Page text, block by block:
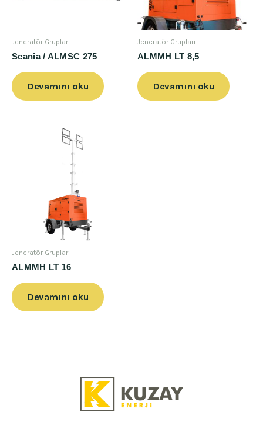
Jeneratör Grupları
Scania / ALMSC 275
Devamını oku
Jeneratör Grupları
ALMMH LT 8,5
Devamını oku
Jeneratör Grupları
ALMMH LT 16
Devamını oku